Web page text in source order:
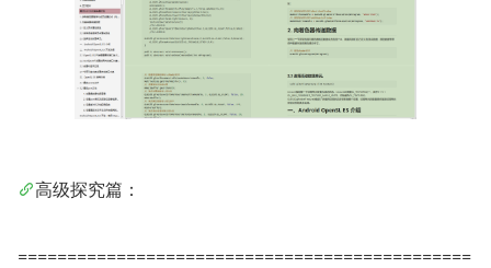
高级探究篇：
==============================================